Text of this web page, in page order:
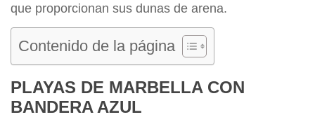
que proporcionan sus dunas de arena.
Contenido de la página
PLAYAS DE MARBELLA CON
BANDERA AZUL